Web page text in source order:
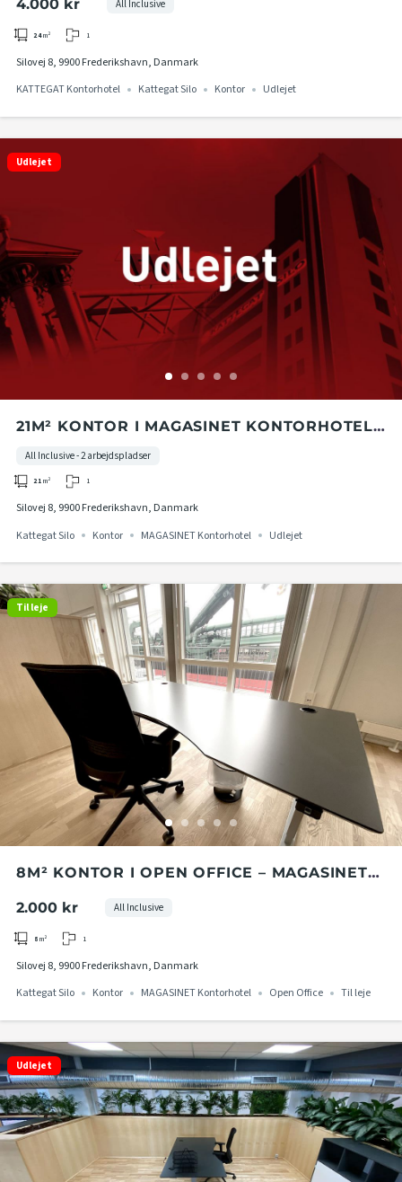
4.000 kr All Inclusive
24m² 1
Silovej 8, 9900 Frederikshavn, Danmark
KATTEGAT Kontorhotel
Kattegat Silo Kontor Udlejet
Udlejet
21M² KONTOR I MAGASINET KONTORHOTEL I
KATTEGAT SILO
All Inclusive - 2 arbejdspladser
21 m² 1
Silovej 8, 9900 Frederikshavn, Danmark
Kattegat Silo
Kontor MAGASINET Kontorhotel Udlejet
Til leje
8M² KONTOR I OPEN OFFICE – MAGASINET
2.000 kr
All Inclusive
8 m² 1
Silovej 8, 9900 Frederikshavn, Danmark
Kattegat Silo
Kontor MAGASINET Kontorhotel Open Office Til leje
Udlejet